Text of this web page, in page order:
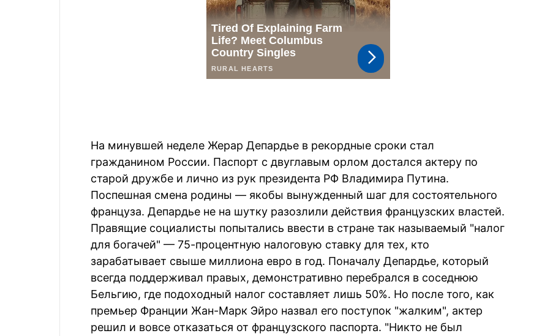
На минувшей неделе Жерар Депардье в рекордные сроки стал
гражданином России. Паспорт с двуглавым орлом достался актеру по
старой дружбе и лично из рук президента РФ Владимира Путина.
Поспешная смена родины — якобы вынужденный шаг для состоятельного
француза. Депардье не на шутку разозлили действия французских властей.
Правящие социалисты попытались ввести в стране так называемый "налог
для богачей" — 75-процентную налоговую ставку для тех, кто
зарабатывает свыше миллиона евро в год. Поначалу Депардье, который
всегда поддерживал правых, демонстративно перебрался в соседнюю
Бельгию, где подоходный налог составляет лишь 50%. Но после того, как
премьер Франции Жан-Марк Эйро назвал его поступок "жалким", актер
решил и вовсе отказаться от французского паспорта. "Никто не был